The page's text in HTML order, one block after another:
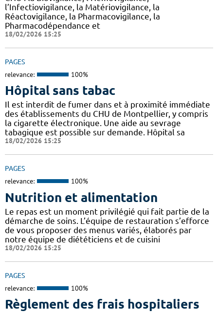
l’Infectiovigilance, la Matériovigilance, la
Réactovigilance, la Pharmacovigilance, la
Pharmacodépendance et
18/02/2026 15:25
PAGES
relevance: 100%
Hôpital sans tabac
Il est interdit de fumer dans et à proximité immédiate
des établissements du CHU de Montpellier, y compris
la cigarette électronique. Une aide au sevrage
tabagique est possible sur demande. Hôpital sa
18/02/2026 15:25
PAGES
relevance: 100%
Nutrition et alimentation
Le repas est un moment privilégié qui fait partie de la
démarche de soins. L’équipe de restauration s’efforce
de vous proposer des menus variés, élaborés par
notre équipe de diététiciens et de cuisini
18/02/2026 15:25
PAGES
relevance: 100%
Règlement des frais hospitaliers